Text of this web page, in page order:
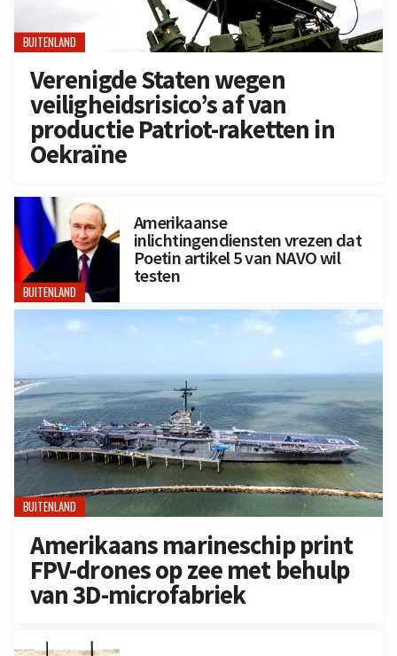
BUITENLAND
Verenigde Staten wegen
veiligheidsrisico’s af van
productie Patriot-raketten in
Oekraïne
BUITENLAND
Amerikaanse
inlichtingendiensten vrezen dat
Poetin artikel 5 van NAVO wil
testen
BUITENLAND
Amerikaans marineschip print
FPV-drones op zee met behulp
van 3D-microfabriek